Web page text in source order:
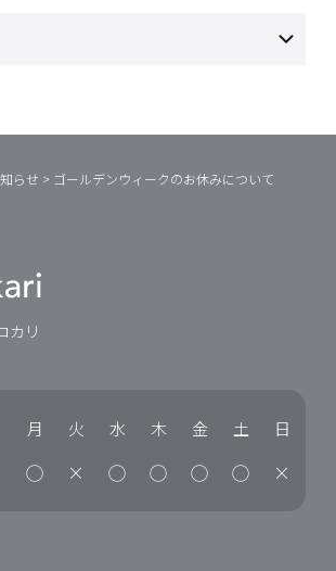
らせ > ゴールデンウィークのお休みについて
カリ
月 火 水 木 金 土 日
◯ × ◯ ◯ ◯ ◯ ×